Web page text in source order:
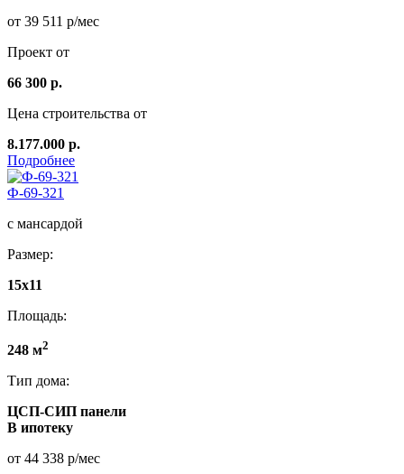
от 39 511 р/мес
Проект от
66 300 р.
Цена строительства от
8.177.000 р.
Подробнее
Ф-69-321
с мансардой
Размер:
15x11
Площадь:
248 м2
Тип дома:
ЦСП-СИП панели
В ипотеку
от 44 338 р/мес